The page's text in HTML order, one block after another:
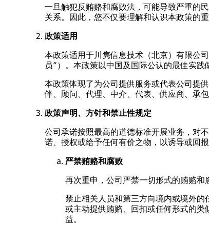
一旦触犯反贿赂和腐败法，可能导致严重的
关系。因此，您不仅要理解和认识本政策的
政策适用
本政策适用于川隽信息技术（北京）有限公
员”）。本政策以中国及国际公认的最佳实践
本政策体现了为公司提供服务或代表公司提
伴、顾问、代理、中介、代表、供应商、承
政策声明、方针和禁止性规定
公司承诺按照最高的道德标准开展业务，对
诺、授权或给予任何有价之物，以诱导或回
严禁贿赂和腐败
再次重申，公司严禁一切形式的贿赂和
禁止相关人员和第三方向境内或境外
或主动提供贿赂、回扣或任何形式的
益。